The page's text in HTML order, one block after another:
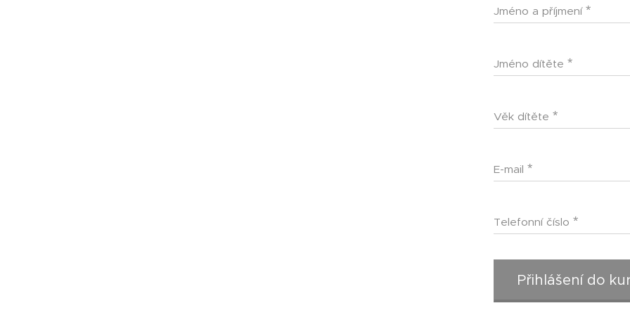
Jméno a příjmení
Jméno dítěte
Věk dítěte
E-mail
Telefonní číslo
Přihlášení do